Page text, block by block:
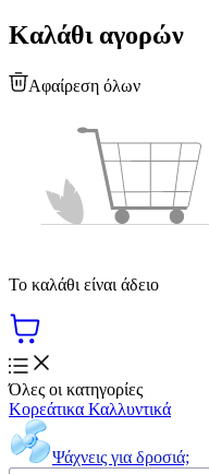
Καλάθι αγορών
Αφαίρεση όλων
Το καλάθι είναι άδειο
Όλες οι κατηγορίες
Κορεάτικα Καλλυντικά
Ψάχνεις για δροσιά;